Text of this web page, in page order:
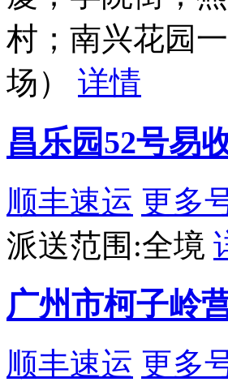
村；南兴花园
场） 详情
昌乐园52号易
顺丰速运 更多
派送范围:全境
广州市柯子岭
顺丰速运 更多